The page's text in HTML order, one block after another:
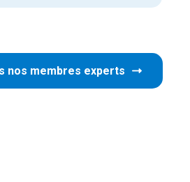
nos membres experts